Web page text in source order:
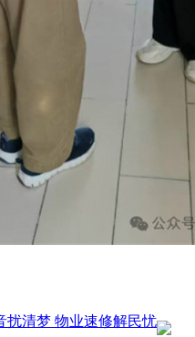
扰清梦 物业速修解民忧